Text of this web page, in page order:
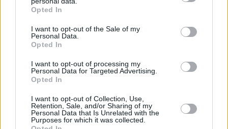
grant or deny consent to Google and its third-party tags to
use your data for below specified purposes in below Google
consent section.
Opted In
I want to opt-out of the Sale of my
Personal Data.
Opted In
I want to opt-out of processing my
Personal Data for Targeted Advertising.
Opted In
I want to opt-out of Collection, Use,
Retention, Sale, and/or Sharing of my
Personal Data that Is Unrelated with the
Purposes for which it was collected.
Πόσο κοστίζει μία εβδομάδα σε βίλες
07.08.2026, 09:43 24
Οικογενειακή τραγωδία στις Σέρρες,
μητέρα και γιος οι νεκροί από την
μετωπική φορτηγού με ΙΧ - Βίντεο
ντοκουμέντο από τη στιγμή της